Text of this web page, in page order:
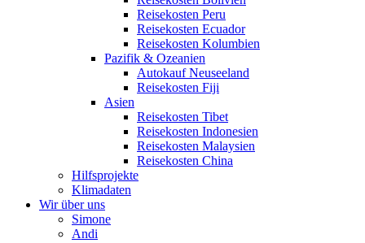
Reisekosten Peru
Reisekosten Ecuador
Reisekosten Kolumbien
Pazifik & Ozeanien
Autokauf Neuseeland
Reisekosten Fiji
Asien
Reisekosten Tibet
Reisekosten Indonesien
Reisekosten Malaysien
Reisekosten China
Hilfsprojekte
Klimadaten
Wir über uns
Simone
Andi